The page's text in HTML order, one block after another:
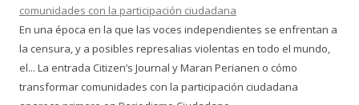
comunidades con la participación ciudadana
En una época en la que las voces independientes se enfrentan a
la censura, y a posibles represalias violentas en todo el mundo,
el... La entrada Citizen’s Journal y Maran Perianen o cómo
transformar comunidades con la participación ciudadana